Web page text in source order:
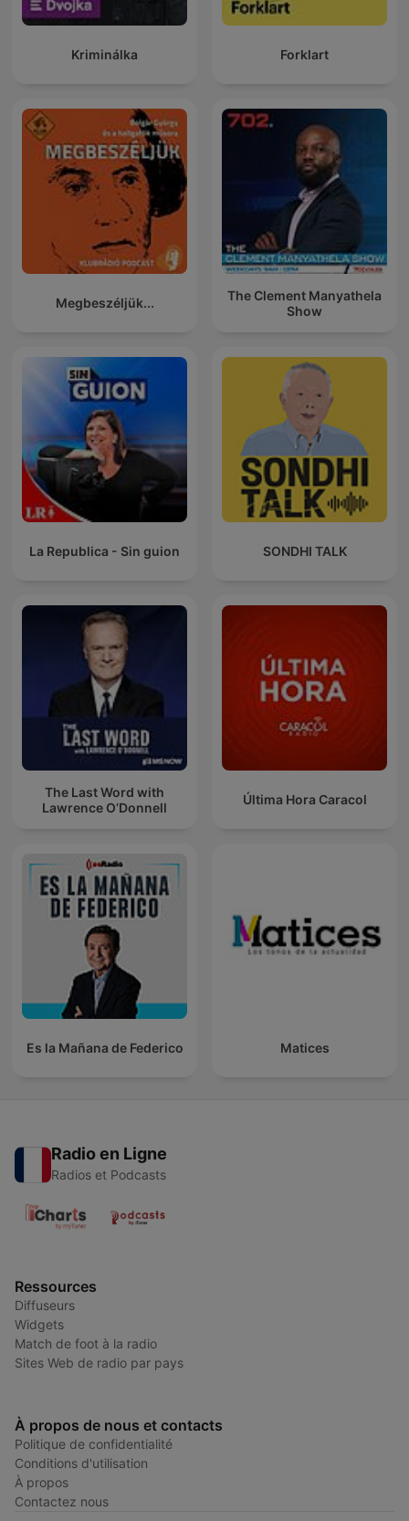
Kriminálka Forklart
Megbeszéljük...
The Clement Manyathela
Show
La Republica - Sin guion SONDHI TALK
The Last Word with
Lawrence O’Donnell
Última Hora Caracol
Es la Mañana de Federico Matices
Radio en Ligne
Radios et Podcasts
Ressources
Diffuseurs
Widgets
Match de foot à la radio
Sites Web de radio par pays
À propos de nous et contacts
Politique de confidentialité
Conditions d'utilisation
À propos
Contactez nous